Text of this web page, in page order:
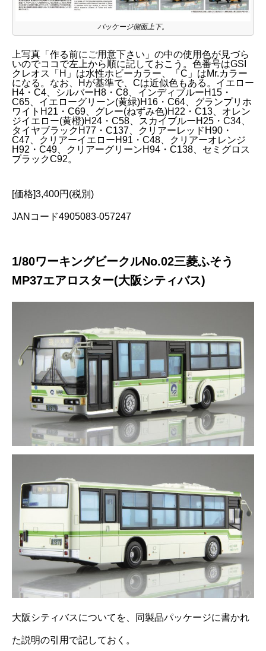
パッケージ側面上下。
上写真「作る前にご用意下さい」の中の使用色が見づら
いのでココで左上から順に記しておこう。色番号はGSI
クレオス「H」は水性ホビーカラー、「C」はMr.カラー
になる。なお、Hが基準で、Cは近似色もある。イエロー
H4・C4、シルバーH8・C8、インディブルーH15・
C65、イエローグリーン(黄緑)H16・C64、グランプリホ
ワイトH21・C69、グレー(ねずみ色)H22・C13、オレン
ジイエロー(黄橙)H24・C58、スカイブルーH25・C34、
タイヤブラックH77・C137、クリアーレッドH90・
C47、クリアーイエローH91・C48、クリアーオレンジ
H92・C49、クリアーグリーンH94・C138、セミグロス
ブラックC92。
[価格]3,400円(税別)
JANコード4905083-057247
1/80ワーキングビークルNo.02三菱ふそう
MP37エアロスター(大阪シティバス)
大阪シティバスについてを、同製品パッケージに書かれ
た説明の引用で記しておく。